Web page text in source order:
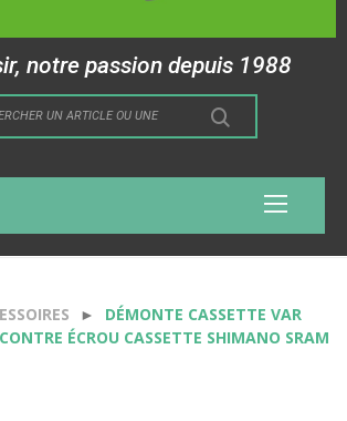
notre passion depuis 1988
DÉMONTE CASSETTE VAR
ÉCROU CASSETTE SHIMANO SRAM